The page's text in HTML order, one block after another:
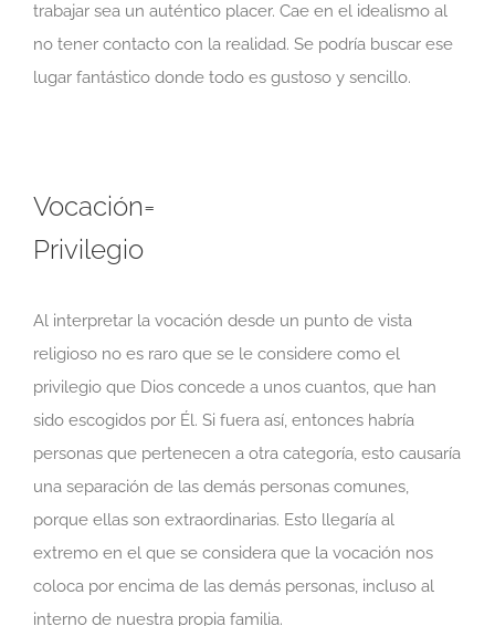
trabajar sea un auténtico placer. Cae en el idealismo al
no tener contacto con la realidad. Se podría buscar ese
lugar fantástico donde todo es gustoso y sencillo.
Vocación=
Privilegio
Al interpretar la vocación desde un punto de vista
religioso no es raro que se le considere como el
privilegio que Dios concede a unos cuantos, que han
sido escogidos por Él. Si fuera así, entonces habría
personas que pertenecen a otra categoría, esto causaría
una separación de las demás personas comunes,
porque ellas son extraordinarias. Esto llegaría al
extremo en el que se considera que la vocación nos
coloca por encima de las demás personas, incluso al
interno de nuestra propia familia.